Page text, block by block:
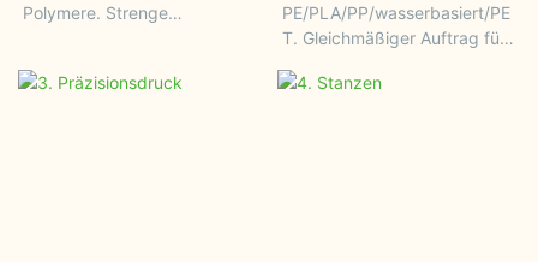
Polymere. Strenge
PE/PLA/PP/wasserbasiert/PE
T. Gleichmäßiger Auftrag für